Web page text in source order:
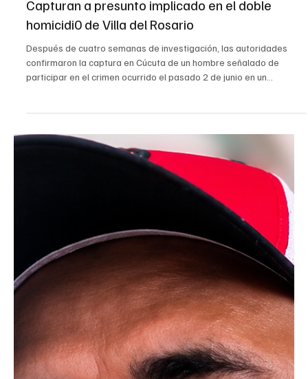
Judicial
Capturan a presunto implicado en el doble
homicidi0 de Villa del Rosario
Después de cuatro semanas de investigación, las autoridades
participar en el crimen ocurrido el pasado 2 de junio en un
donde fueron asesinados Deivi Alexander Serna y Francy Tatiana
Ferrer. El ataque, según las investigaciones, iba dirigido contra
Deivi Alexander. Sin embargo, en medio de los disparos también
perdió la vida Tatiana, una joven madre que